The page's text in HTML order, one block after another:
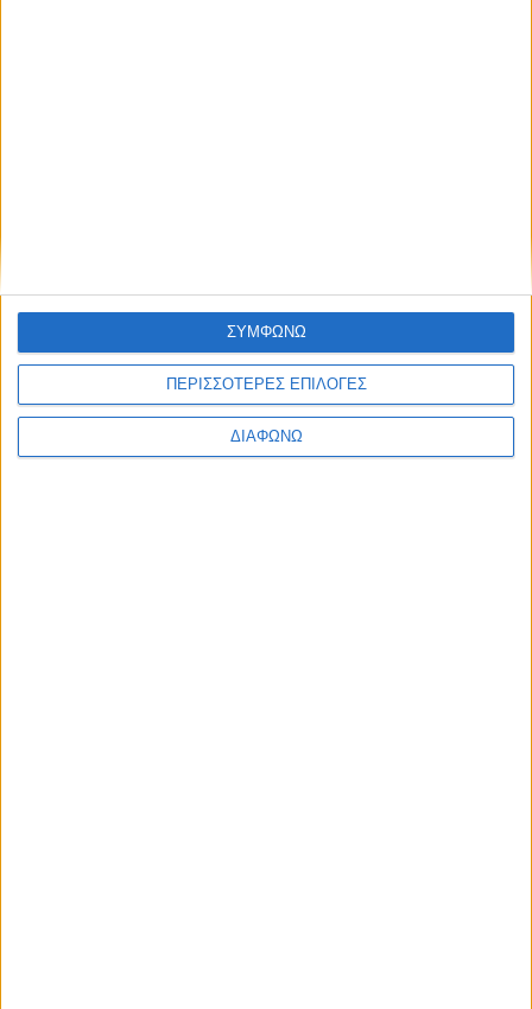
ΠΕΡΙΣΣΟΤΕΡΕΣ ΕΠΙΛΟΓΕΣ
ΔΙΑΦΩΝΩ
ΣΥΜΦΩΝΩ